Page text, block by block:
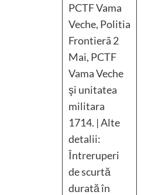
PCTF Vama
Veche, Politia
Frontierã 2
Mai, PCTF
Vama Veche
şi unitatea
militara
1714. | Alte
detalii:
Întreruperi
de scurtă
durată în